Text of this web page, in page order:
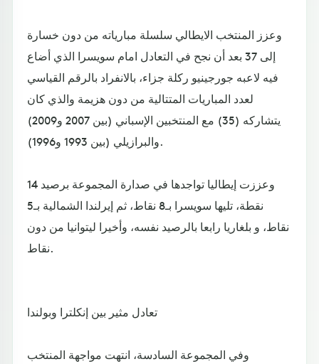
وعزز المنتخب الايطالي سلسلة مبارياته من دون خسارة
إلى 37 بعد أن نجح في التعادل امام سويسرا الذي أضاع
فيه لاعبه جورجينيو ركلة جزاء، بالانفراد بالرقم القياسي
لعدد المباريات المتتالية من دون هزيمة والذي كان
يتشاركه (35) مع المنتخبين الإسباني (بين 2007 و2009)
والبرازيلي (بين 1993 و1996).
وعززت إيطاليا تواجدها في صدارة المجموعة برصيد 14
نقطة، تليها سويسرا بـ8 نقاط، ثم إيرلندا الشمالية بـ5
نقاط، و بلغاريا رابعا بالرصيد نفسه، وأخيرا ليتوانيا من دون
نقاط.
تعادل مثير بين إنكلترا وبولندا
وفي المجموعة السادسة، انتهت مواجهة المنتخب